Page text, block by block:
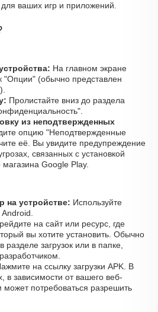
ваших игр и приложений.
На главном экране
"Опции" (обычно представлен
Пролистайте вниз до раздела
из неподтвержденных
опцию "Неподтвержденные
её. Вы увидите предупреждение
связанных с установкой
Google Play.
на устройстве: Используйте
на сайт или ресурс, где
вы хотите установить. Обычно
разделе загрузок или в папке,
на ссылку загрузки APK. В
в зависимости от вашего веб-
может потребоваться разрешить